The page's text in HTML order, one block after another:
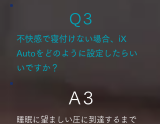
​Q 3
​不快感で寝付けない場合、iX
Autoをどのように設定したらい
いですか？
A 3
睡眠に望ましい圧に到達するまで